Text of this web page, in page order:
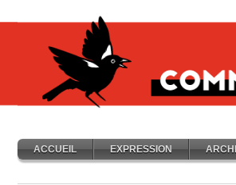
ACCUEIL EXPRESSION